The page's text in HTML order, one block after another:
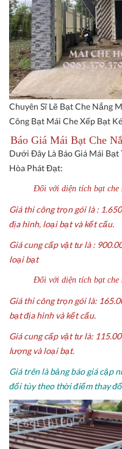
Chuyên Sĩ Lẽ Bạt Che Nắng
Công Bạt Mái Che Xếp Bạt
Báo Giá Mái Bạt Che
Dưới Đây Là Báo Giá Mái
Hòa Phát Đạt:
Đối với diện tích bạt che
Giá thi công trọn gói là :
địa hình, loại bạt và kết cấu.
Giá cung cấp vật tư là :
loại bạt
Đối với diện tích bạt che
Giá thi công trọn gói là:
bạt địa hình và kết cấu.
Giá cung cấp vật tư là:
lượng và loại bạt.
Giá trên là bảng báo giá cập
đổi tùy theo thời điểm thay